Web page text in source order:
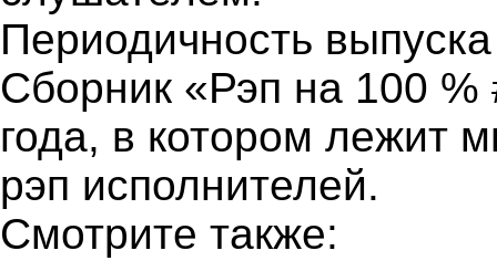
Периодичность
Сборник «Рэп на 100
года, в котором лежит
рэп исполнителей.
Смотрите также: